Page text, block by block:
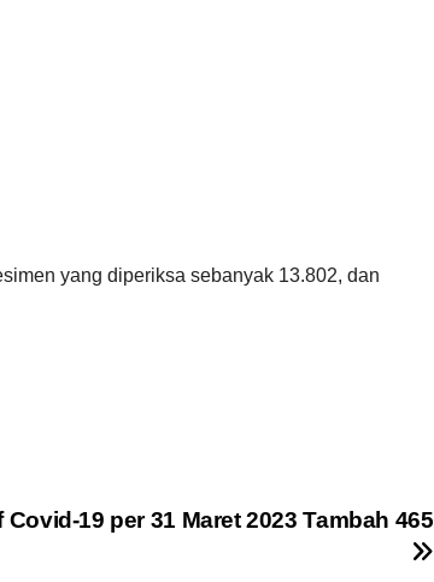
yang diperiksa sebanyak 13.802, dan
Covid-19 per 31 Maret 2023 Tambah 465